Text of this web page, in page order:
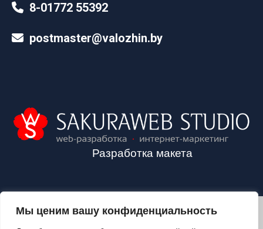
Мы ценим вашу конфиденциальность
8-01772 55392
postmaster@valozhin.by
Разработка макета
2024©VALOZHIN.BY - НОВОСТИ ВОЛОЖИНСКОГО РАЙОНА